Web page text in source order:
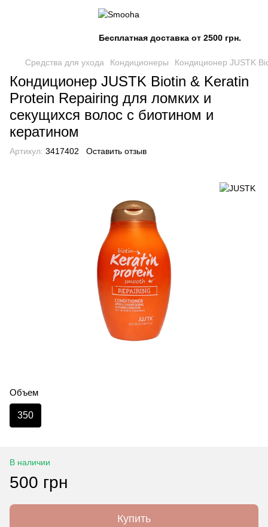
Бесплатная доставка от 2500 грн.
Средства для ухода Кондиционеры Кондиционер JUSTK
Кондиционер JUSTK Biotin & Keratin
Protein Repairing для ломких и
секущихся волос с биотином и
кератином
Артикул: 3417402 Оставить отзыв
Объем
350
В наличии
500 грн
Купить